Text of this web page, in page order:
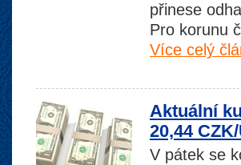
přinese
Pro korunu
Více celý
Aktuální
20,44
V pátek se